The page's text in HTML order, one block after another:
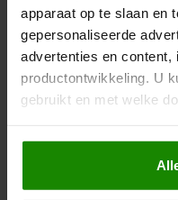
apparaat op te slaan en
gepersonaliseerde
advertenties en content,
productontwikkeling. U
gebruikt en met welke
Als u het toestaat,
Informatie
locatie, die tot een